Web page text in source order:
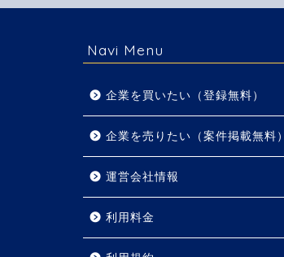
Navi Menu
企業を買いたい（登録無料）
企業を売りたい（案件掲載無料）
運営会社情報
利用料金